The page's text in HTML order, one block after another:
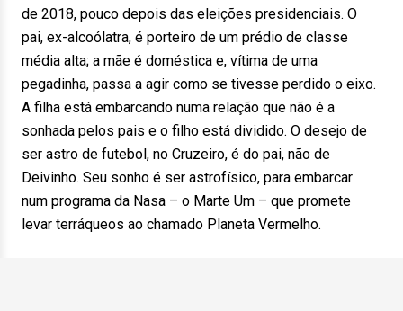
de 2018, pouco depois das eleições presidenciais. O
pai, ex-alcoólatra, é porteiro de um prédio de classe
média alta; a mãe é doméstica e, vítima de uma
pegadinha, passa a agir como se tivesse perdido o eixo.
A filha está embarcando numa relação que não é a
sonhada pelos pais e o filho está dividido. O desejo de
ser astro de futebol, no Cruzeiro, é do pai, não de
Deivinho. Seu sonho é ser astrofísico, para embarcar
num programa da Nasa – o Marte Um – que promete
levar terráqueos ao chamado Planeta Vermelho.